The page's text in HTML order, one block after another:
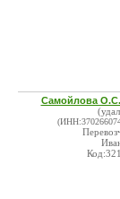
Самойлова